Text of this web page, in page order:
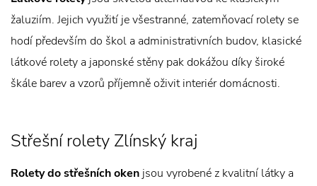
žaluziím. Jejich využití je všestranné, zatemňovací rolety se
hodí především do škol a administrativních budov, klasické
látkové rolety a japonské stěny pak dokážou díky široké
škále barev a vzorů příjemně oživit interiér domácnosti.
Střešní rolety Zlínský kraj
Rolety do střešních oken jsou vyrobené z kvalitní látky a